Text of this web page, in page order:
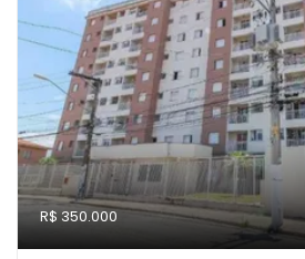
R$ 350.000